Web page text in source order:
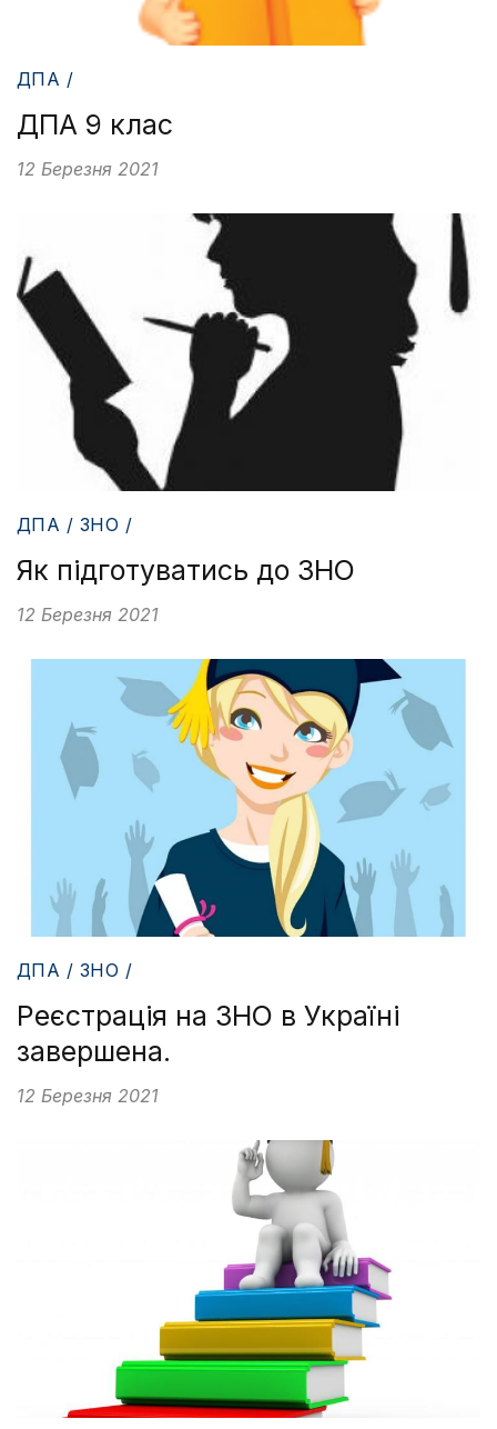
ДПА /
ДПА 9 клас
12 Березня 2021
ДПА / ЗНО /
Як підготуватись до ЗНО
12 Березня 2021
ДПА / ЗНО /
Реєстрація на ЗНО в Україні
завершена.
12 Березня 2021